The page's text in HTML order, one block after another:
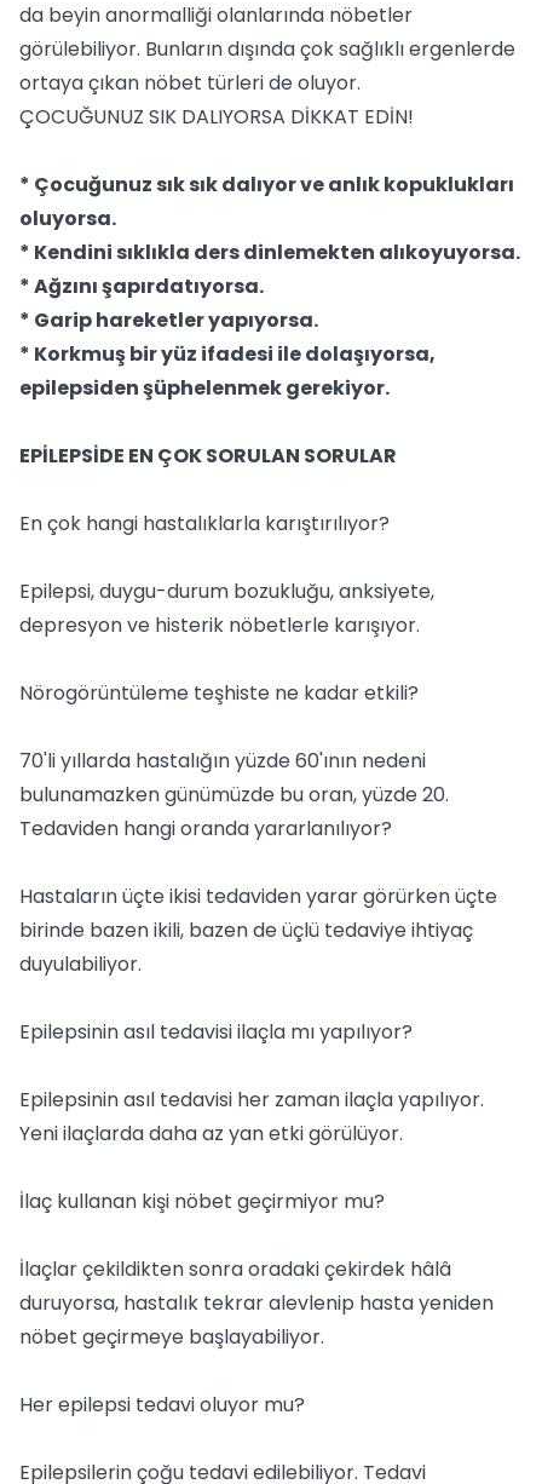
da beyin anormalliği olanlarında nöbetler
görülebiliyor. Bunların dışında çok sağlıklı ergenlerde
ortaya çıkan nöbet türleri de oluyor.
ÇOCUĞUNUZ SIK DALIYORSA DİKKAT EDİN!
* Çocuğunuz sık sık dalıyor ve anlık kopuklukları
oluyorsa.
* Kendini sıklıkla ders dinlemekten alıkoyuyorsa.
* Ağzını şapırdatıyorsa.
* Garip hareketler yapıyorsa.
* Korkmuş bir yüz ifadesi ile dolaşıyorsa,
epilepsiden şüphelenmek gerekiyor.
EPİLEPSİDE EN ÇOK SORULAN SORULAR
En çok hangi hastalıklarla karıştırılıyor?
Epilepsi, duygu-durum bozukluğu, anksiyete,
depresyon ve histerik nöbetlerle karışıyor.
Nörogörüntüleme teşhiste ne kadar etkili?
70'li yıllarda hastalığın yüzde 60'ının nedeni
bulunamazken günümüzde bu oran, yüzde 20.
Tedaviden hangi oranda yararlanılıyor?
Hastaların üçte ikisi tedaviden yarar görürken üçte
birinde bazen ikili, bazen de üçlü tedaviye ihtiyaç
duyulabiliyor.
Epilepsinin asıl tedavisi ilaçla mı yapılıyor?
Epilepsinin asıl tedavisi her zaman ilaçla yapılıyor.
Yeni ilaçlarda daha az yan etki görülüyor.
İlaç kullanan kişi nöbet geçirmiyor mu?
İlaçlar çekildikten sonra oradaki çekirdek hâlâ
duruyorsa, hastalık tekrar alevlenip hasta yeniden
nöbet geçirmeye başlayabiliyor.
Her epilepsi tedavi oluyor mu?
Epilepsilerin çoğu tedavi edilebiliyor. Tedavi